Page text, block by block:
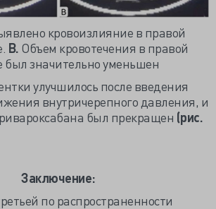
кровоизлияние в правой
B. Объем кровотечения в правой
был значительно уменьшен
улучшилось после введения
внутричерепного давления, и
был прекращен (рис.
Заключение:
по распространенности